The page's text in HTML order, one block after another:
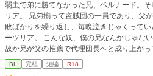
弱虫で弟に勝てなかった兄、ベルナード。
リア。 兄弟揃って盗賊団の一員であり、父が団長を率いていた。 小さい頃は失
敗ばかりを繰り返し、毎晩泣きじゃくって
ーツリア。 こんな奴、僕の兄なんかじゃな
故か兄が父の推薦で代理団長へと成り上が
かったルーツリアは、兄の顔など二度と見た
盗賊団を抜けてしまう。 文句なしの容姿を持ったルーツリアには女の子が絶え
BL 完結 短編 R18